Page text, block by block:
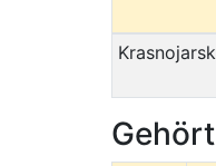
Krasnojarsk